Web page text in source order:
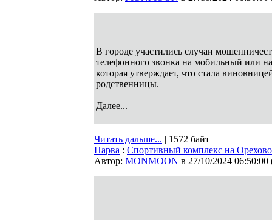
В городе участились случаи
телефонного звонка на мобильный или
которая утверждает, что стала
родственницы.
Далее...
Читать дальше... | 1572 байт
Нарва : Спортивный комплекс на
Автор: MONMOON в 27/10/2024 06:50:00